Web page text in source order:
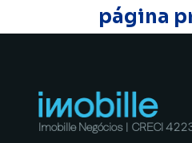
página
Imobille Negócios | CRECI